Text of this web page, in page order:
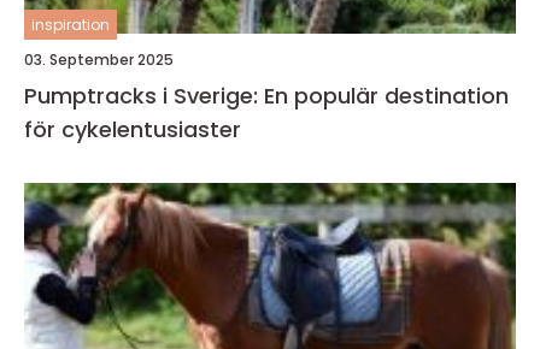
inspiration
03. September 2025
Pumptracks i Sverige: En populär destination
för cykelentusiaster